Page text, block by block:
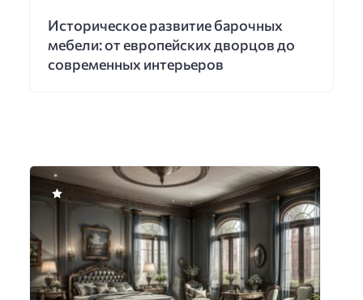
Историческое развитие барочных
мебели: от европейских дворцов до
современных интерьеров